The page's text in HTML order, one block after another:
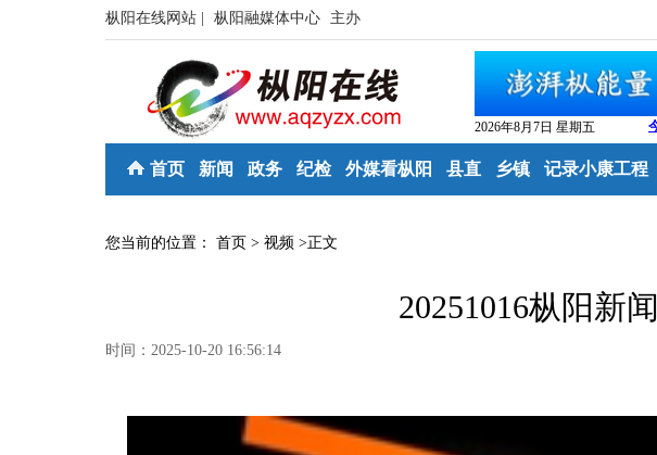
枞阳在线网站 | 枞阳融媒体中心 主办
2026年8月7日 星期五
首页 新闻 政务 纪检 外媒看枞阳 县直 乡镇 记录小康工程
您当前的位置： 首页 > 视频 >正文
20251016枞阳新闻
时间：2025-10-20 16:56:14